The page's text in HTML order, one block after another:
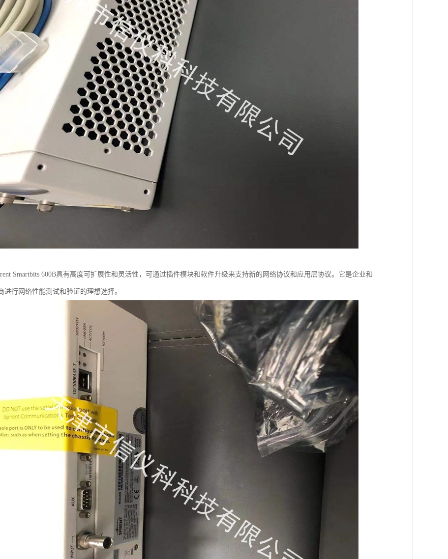
Smartbits 600B具有高度可扩展性和灵活性，可通过插件模块和软件升级来支持新的网络协议和应用层协议。它是企业和
进行网络性能测试和验证的理想选择。